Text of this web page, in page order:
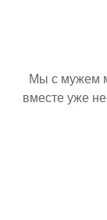
Мы с мужем
вместе уже